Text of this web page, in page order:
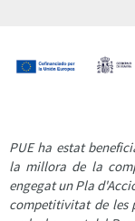
PUE ha estat
la millora de la
engegat un Pla
competitivitat de les